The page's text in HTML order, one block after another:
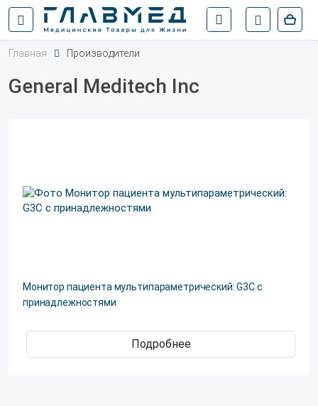
Главная Производители
General Meditech Inc
Монитор пациента мультипараметрический: G3C с
принадлежностями
Подробнее